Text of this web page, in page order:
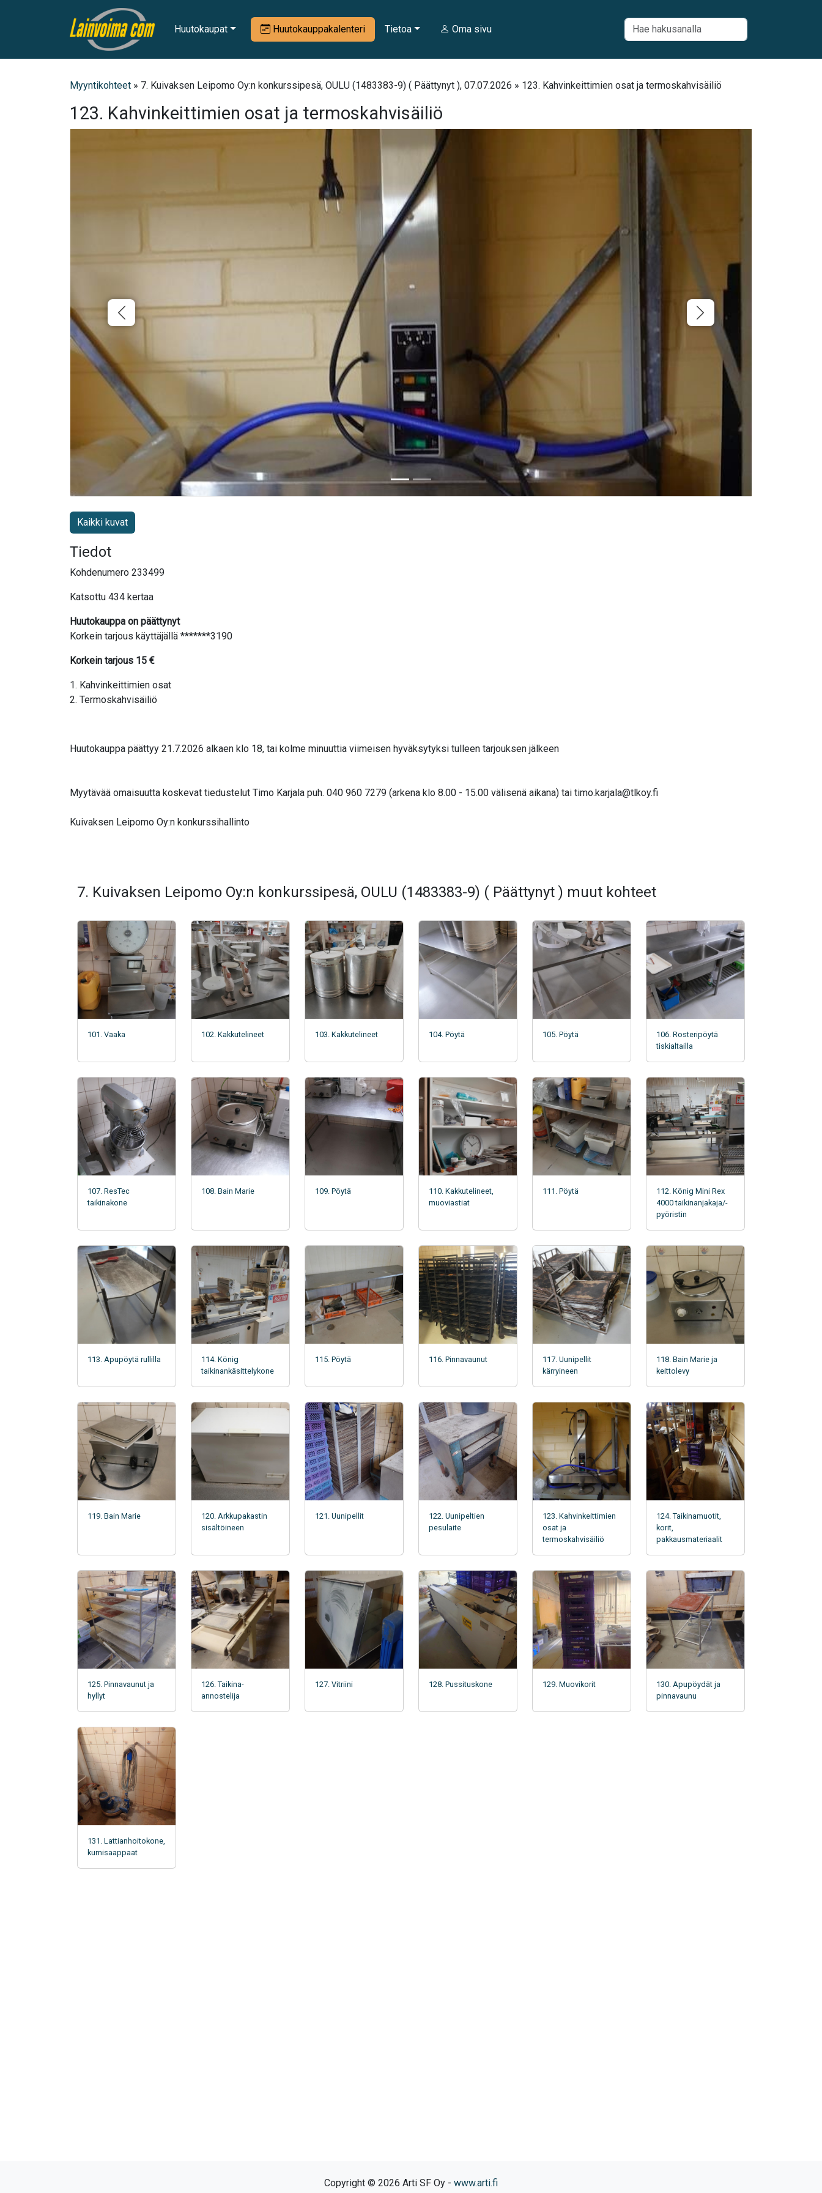
Huutokaupat Huutokauppakalenteri Tietoa Oma sivu
Myyntikohteet » 7. Kuivaksen Leipomo Oy:n konkurssipesä, OULU (1483383-9) ( Päättynyt ), 07.07.2026 » 123. Kahvinkeittimien osat ja termoskahvisäiliö
123. Kahvinkeittimien osat ja termoskahvisäiliö
Kaikki kuvat
Tiedot
Kohdenumero 233499
Katsottu 434 kertaa
Huutokauppa on päättynyt
Korkein tarjous käyttäjällä *******3190
Korkein tarjous 15 €
1. Kahvinkeittimien osat
2. Termoskahvisäiliö
Huutokauppa päättyy 21.7.2026 alkaen klo 18, tai kolme minuuttia viimeisen hyväksytyksi tulleen tarjouksen jälkeen
Myytävää omaisuutta koskevat tiedustelut Timo Karjala puh. 040 960 7279 (arkena klo 8.00 - 15.00 välisenä aikana) tai timo.karjala@tlkoy.fi
Kuivaksen Leipomo Oy:n konkurssihallinto
7. Kuivaksen Leipomo Oy:n konkurssipesä, OULU (1483383-9) ( Päättynyt ) muut kohteet
101. Vaaka 102. Kakkutelineet 103. Kakkutelineet 104. Pöytä 105. Pöytä
106. Rosteripöytä
tiskialtailla
107. ResTec
taikinakone
108. Bain Marie 109. Pöytä
110. Kakkutelineet,
muoviastiat
111. Pöytä
112. König Mini Rex
4000 taikinanjakaja/-
pyöristin
113. Apupöytä rullilla
114. König
taikinankäsittelykone
115. Pöytä 116. Pinnavaunut
117. Uunipellit
kärryineen
118. Bain Marie ja
keittolevy
119. Bain Marie
120. Arkkupakastin
sisältöineen
121. Uunipellit
122. Uunipeltien
pesulaite
123. Kahvinkeittimien
osat ja
termoskahvisäiliö
124. Taikinamuotit,
korit,
pakkausmateriaalit
125. Pinnavaunut ja
hyllyt
126. Taikina-
annostelija
127. Vitriini 128. Pussituskone 129. Muovikorit
130. Apupöydät ja
pinnavaunu
131. Lattianhoitokone,
kumisaappaat
Copyright © 2026 Arti SF Oy - www.arti.fi